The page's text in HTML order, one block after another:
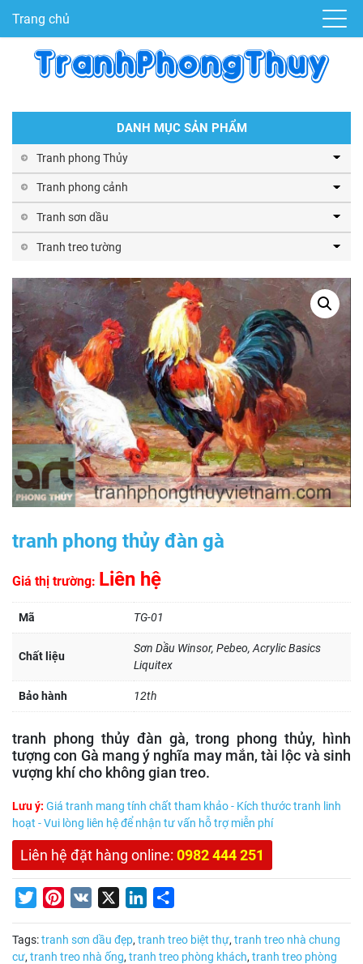
Trang chủ
DANH MỤC SẢN PHẨM
Tranh phong Thủy
Tranh phong cảnh
Tranh sơn dầu
Tranh treo tường
tranh phong thủy đàn gà
Giá thị trường: Liên hệ
Mã TG-01
Chất liệu
Sơn Dầu Winsor, Pebeo, Acrylic Basics
Liquitex
Bảo hành 12th
tranh phong thủy đàn gà, trong phong thủy, hình
tượng con Gà mang ý nghĩa may mắn, tài lộc và sinh
vượng khí cho không gian treo.
Lưu ý: Giá tranh mang tính chất tham khảo - Kích thước tranh linh
hoạt - Vui lòng liên hệ để nhận tư vấn hỗ trợ miễn phí
Liên hệ đặt hàng online: 0982 444 251
TwitterPinterest
VK LinkedIn
Tags:tranh sơn dầu đẹp, tranh treo biệt thự, tranh treo nhà chung
cư, tranh treo nhà ống, tranh treo phòng khách, tranh treo phòng